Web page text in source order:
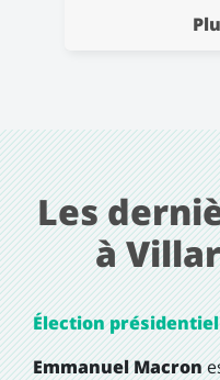
Les
à
Élection
Emmanuel Macron